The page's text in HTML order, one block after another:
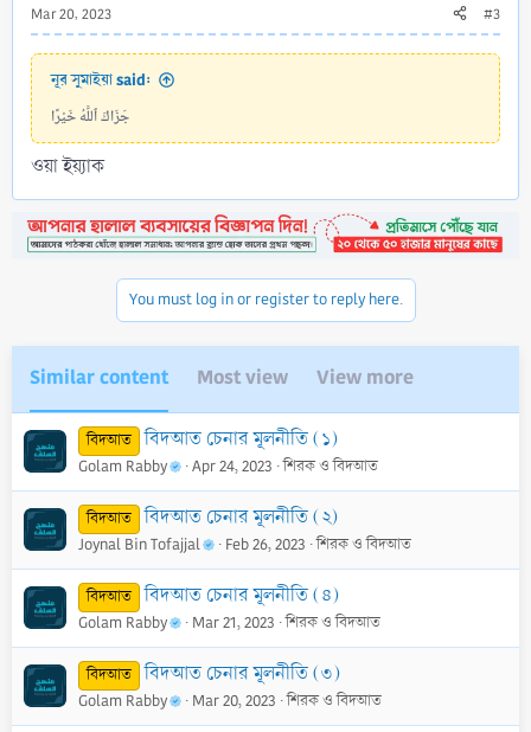
Mar 20, 2023 #3
নূর সুমাইয়া said:
جَزَاكَ ٱللَّٰهُ خَيْرًا
ওয়া ইয়্যাক
You must log in or register to reply here.
Similar content Most view View more
বিদআত বিদআত চেনার মূলনীতি (১)
Golam Rabby Apr 24, 2023 শিরক ও বিদআত
বিদআত বিদআত চেনার মূলনীতি (২)
Joynal Bin Tofajjal Feb 26, 2023 শিরক ও বিদআত
বিদআত বিদআত চেনার মূলনীতি (৪)
Golam Rabby Mar 21, 2023 শিরক ও বিদআত
বিদআত বিদআত চেনার মূলনীতি (৩)
Golam Rabby Mar 20, 2023 শিরক ও বিদআত